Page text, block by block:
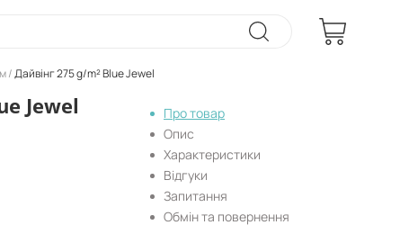
Дайвінг 275 g/m² Blue Jewel
Jewel
Про товар
Опис
Характеристики
Відгуки
Запитання
Обмін та повернення